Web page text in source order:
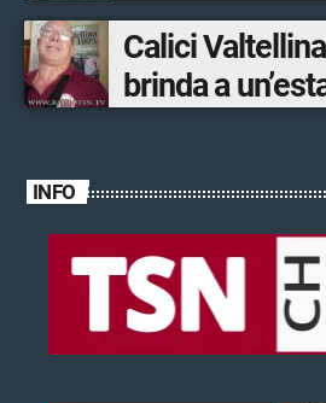
ventinovenne
Calici
brinda a
INFO